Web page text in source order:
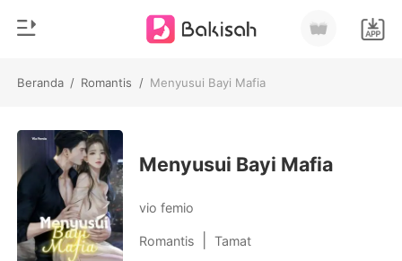
Beranda / Romantis / Menyusui Bayi Mafia
Pengisian Ulang
Riwayat Membaca
Keluar
Genre
Modern
Romantis
Cerita pendek
Menyusui Bayi Mafia
vio femio
Romantis Tamat